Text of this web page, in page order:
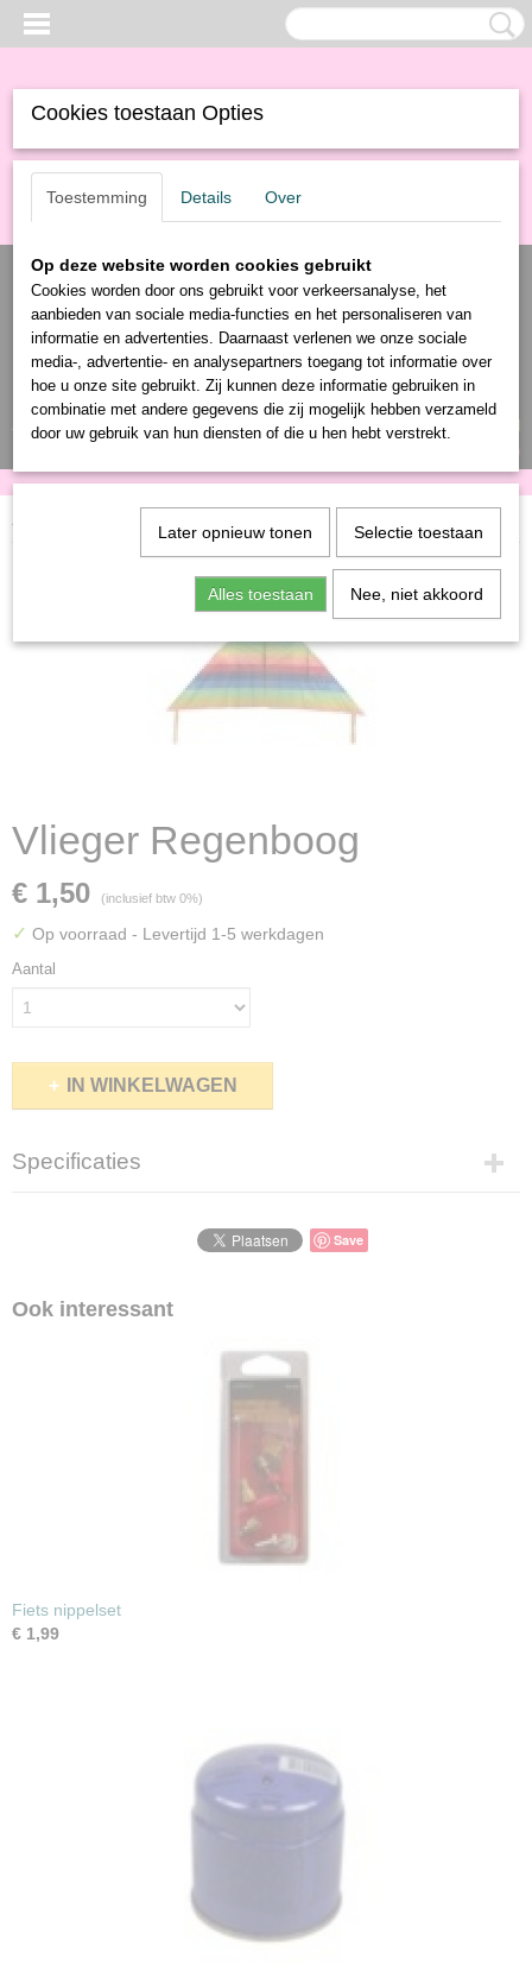
Inloggen Registreren
UW WINKELWAGEN
(0)
Home
Vlieger Regenboog
€ 1,50 (inclusief btw 0%)
✓ Op voorraad - Levertijd 1-5 werkdagen
Aantal
IN WINKELWAGEN
Specificaties
Save
Ook interessant
Fiets nippelset
€ 1,99
Cookies toestaan Opties
Toestemming Details Over
Op deze website worden cookies gebruikt
Cookies worden door ons gebruikt voor verkeersanalyse, het
aanbieden van sociale media-functies en het personaliseren van
informatie en advertenties. Daarnaast verlenen we onze sociale
media-, advertentie- en analysepartners toegang tot informatie over
hoe u onze site gebruikt. Zij kunnen deze informatie gebruiken in
combinatie met andere gegevens die zij mogelijk hebben verzameld
door uw gebruik van hun diensten of die u hen hebt verstrekt.
Later opnieuw tonen Selectie toestaan
Alles toestaan Nee, niet akkoord